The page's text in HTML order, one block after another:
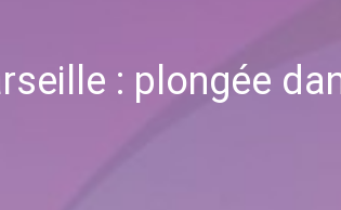
: plongée